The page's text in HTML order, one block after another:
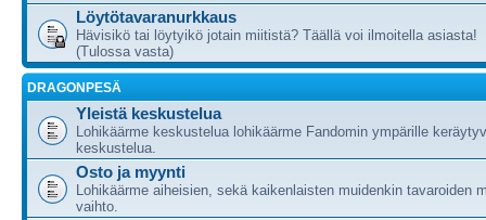
Löytötavaranurkkaus
Hävisikö tai löytyikö jotain miitistä? Täällä voi ilmoitella asiasta!
(Tulossa vasta)
DRAGONPESÄ
Yleistä keskustelua
Lohikäärme keskustelua lohikäärme Fandomin ympärille
keskustelua.
Osto ja myynti
Lohikäärme aiheisien, sekä kaikenlaisten muidenkin tavaroiden
vaihto.